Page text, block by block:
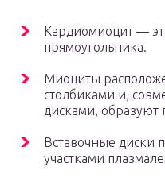
Кардиомиоцит —
прямоугольника.
Миоциты
столбиками и,
дисками, образуют
Вставочные диски
участками